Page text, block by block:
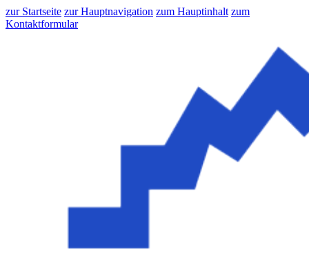
zur Startseite zur Hauptnavigation zum Hauptinhalt zum
Kontaktformular